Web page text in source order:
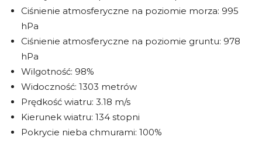
Ciśnienie atmosferyczne na poziomie morza: 995
hPa
Ciśnienie atmosferyczne na poziomie gruntu: 978
hPa
Wilgotność: 98%
Widoczność: 1303 metrów
Prędkość wiatru: 3.18 m/s
Kierunek wiatru: 134 stopni
Pokrycie nieba chmurami: 100%